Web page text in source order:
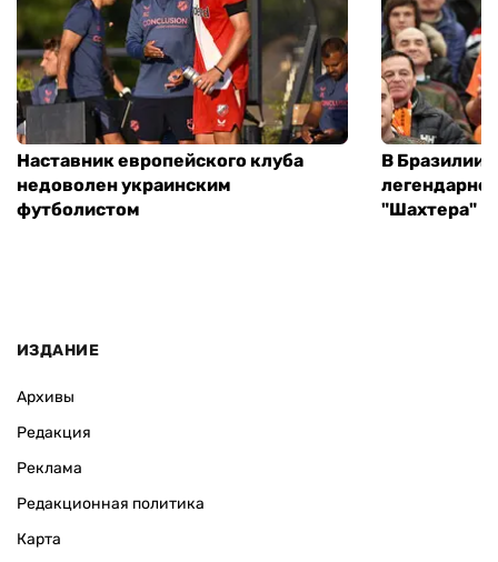
Наставник европейского клуба
недоволен украинским
футболистом
В Бразилии
"Шахтера"
ИЗДАНИЕ
Архивы
Редакция
Реклама
Редакционная политика
Карта